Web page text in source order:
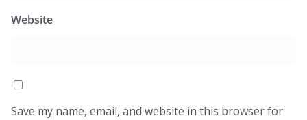
Website
Save my name, email, and website in this browser for